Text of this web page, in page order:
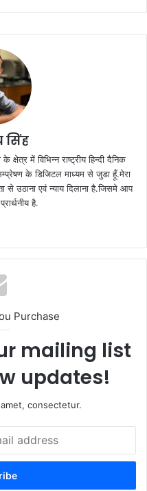
सिंह
में विभिन्न राष्ट्रीय हिन्दी दैनिक
के डिजिटल माध्यम से जुडा हूँ.मेरा
से उठाना एवं न्याय दिलाना है.जिसमे आप
है.
Purchase
mailing list
updates!
consectetur.